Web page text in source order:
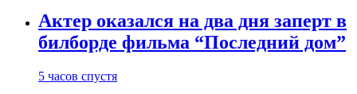
Актер оказался на два дня заперт в
билборде фильма “Последний дом”
5 часов спустя